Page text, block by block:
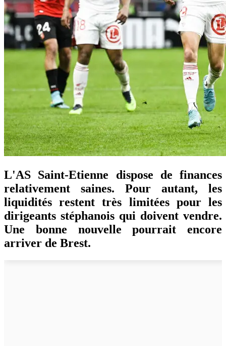
L'AS Saint-Etienne dispose de finances
relativement saines. Pour autant, les
liquidités restent très limitées pour les
dirigeants stéphanois qui doivent vendre.
Une bonne nouvelle pourrait encore
arriver de Brest.